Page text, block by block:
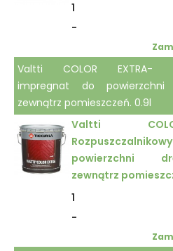
1
-
Valtti COLOR EXTRA-
impregnat do powierzchni
zewnątrz pomieszczeń. 0.9l
Valtti
powierzchni
zewnątrz
1
-